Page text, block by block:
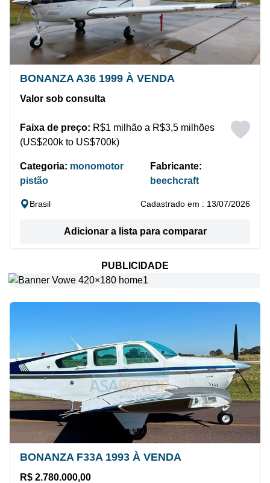
BONANZA A36 1999 À VENDA
Valor sob consulta
Faixa de preço: R$1 milhão a R$3,5 milhões
(US$200k to US$700k)
Categoria: monomotor
pistão
Fabricante:
beechcraft
Brasil Cadastrado em : 13/07/2026
Adicionar a lista para comparar
PUBLICIDADE
BONANZA F33A 1993 À VENDA
R$ 2.780.000,00